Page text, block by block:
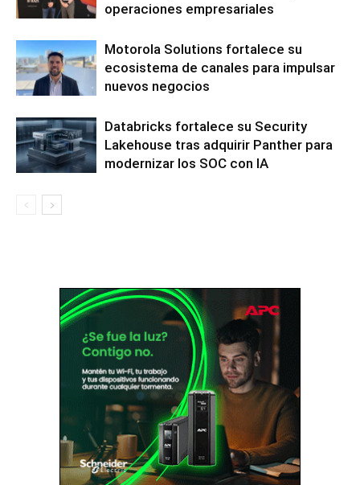
operaciones empresariales
Motorola Solutions fortalece su
ecosistema de canales para impulsar
nuevos negocios
Databricks fortalece su Security
Lakehouse tras adquirir Panther para
modernizar los SOC con IA